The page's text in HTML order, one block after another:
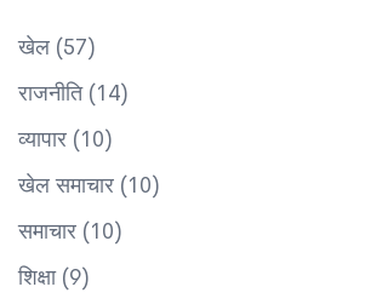
खेल (57)
राजनीति (14)
व्यापार (10)
खेल समाचार (10)
समाचार (10)
शिक्षा (9)